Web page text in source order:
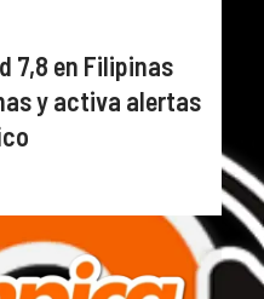
7,8 en Filipinas
y activa alertas